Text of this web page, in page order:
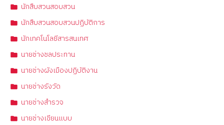
นักสืบสวนสอบสวน
นักสืบสวนสอบสวนปฏิบัติการ
นักเทคโนโลยีสารสนเทศ
นายช่างชลประทาน
นายช่างผังเมืองปฏิบัติงาน
นายช่างรังวัด
นายช่างสำรวจ
นายช่างเขียนแบบ